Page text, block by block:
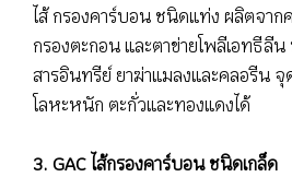
ไส้ กรองคาร์บอน ชนิดแท่ง ผลิตจา
กรองตะกอน และตาข่ายโพลีเอทธี
สารอินทรีย์ ยาฆ่าแมลงและคลอรีน จุ
โลหะหนัก ตะกั่วและทองแดงได้
3. GAC ไส้กรองคาร์บอน ชนิดเกล็ด